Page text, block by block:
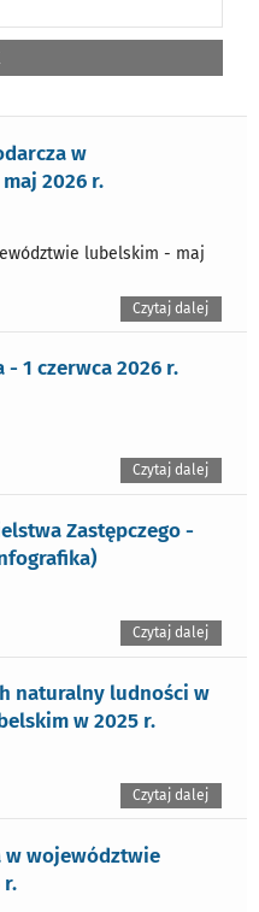
w
2026 r.
lubelskim - maj
Czytaj dalej
- 1 czerwca 2026 r.
Czytaj dalej
Zastępczego -
Czytaj dalej
naturalny ludności w
w 2025 r.
Czytaj dalej
w województwie
r.